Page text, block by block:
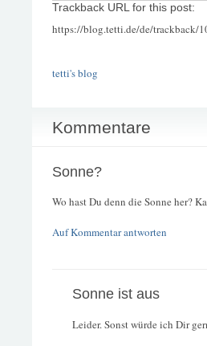
Trackback URL for this post:
https://blog.tetti.de/de/trackback/
tetti's blog
Kommentare
Sonne?
Wo hast Du denn die Sonne her?
Auf Kommentar antworten
Sonne ist aus
Leider. Sonst würde ich Dir